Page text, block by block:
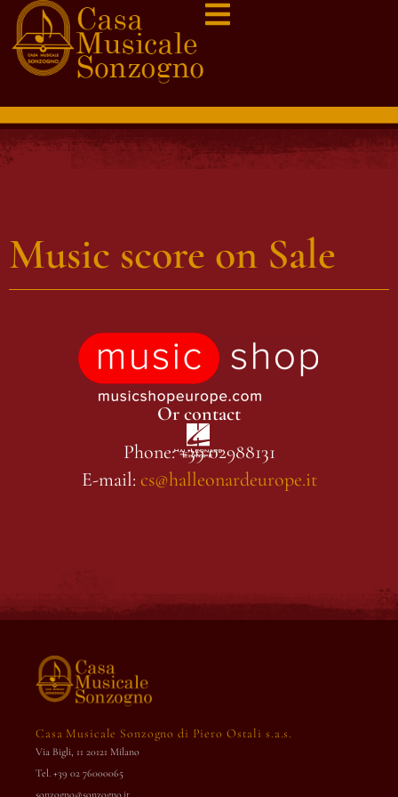
Music score on Sale
Or contact
Phone: +39 02988131
E-mail: cs@halleonardeurope.it
Casa Musicale Sonzogno di Piero Ostali s.a.s.
Via Bigli, 11 20121 Milano
Tel. +39 02 76000065
sonzogno@sonzogno.it